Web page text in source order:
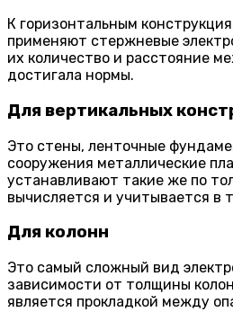
К горизонтальным
применяют стержневые
их количество и расстояние
достигала нормы.
Для вертикальных
Это стены, ленточные
сооружения металлические
устанавливают такие же по
вычисляется и учитывается в
Для колонн
Это самый сложный вид
зависимости от толщины
является прокладкой между